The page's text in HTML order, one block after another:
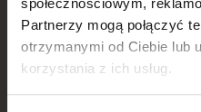
społecznościowym,
Partnerzy mogą połączyć
otrzymanymi od Ciebie lub
korzystania z ich usług.
Portal DAFilms.pl powstał w
współpracy 7 europejskich
jest przesuwać granice filmu
różnorodność i